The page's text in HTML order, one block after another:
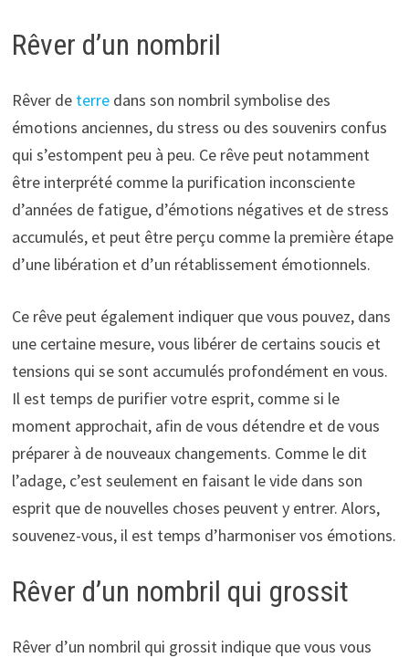
Rêver d’un nombril
Rêver de terredans son nombril symbolise des
émotions anciennes, du stress ou des souvenirs confus
qui s’estompent peu à peu. Ce rêve peut notamment
être interprété comme la purification inconsciente
d’années de fatigue, d’émotions négatives et de stress
accumulés, et peut être perçu comme la première étape
d’une libération et d’un rétablissement émotionnels.
Ce rêve peut également indiquer que vous pouvez, dans
une certaine mesure, vous libérer de certains soucis et
tensions qui se sont accumulés profondément en vous.
Il est temps de purifier votre esprit, comme si le
moment approchait, afin de vous détendre et de vous
préparer à de nouveaux changements. Comme le dit
l’adage, c’est seulement en faisant le vide dans son
esprit que de nouvelles choses peuvent y entrer. Alors,
souvenez-vous, il est temps d’harmoniser vos émotions.
Rêver d’un nombril qui grossit
Rêver d’un nombril qui grossit indique que vous vous